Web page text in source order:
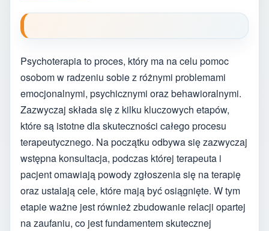
Psychoterapia to proces, który ma na celu pomoc
osobom w radzeniu sobie z różnymi problemami
emocjonalnymi, psychicznymi oraz behawioralnymi.
Zazwyczaj składa się z kilku kluczowych etapów,
które są istotne dla skuteczności całego procesu
terapeutycznego. Na początku odbywa się zazwyczaj
wstępna konsultacja, podczas której terapeuta i
pacjent omawiają powody zgłoszenia się na terapię
oraz ustalają cele, które mają być osiągnięte. W tym
etapie ważne jest również zbudowanie relacji opartej
na zaufaniu, co jest fundamentem skutecznej